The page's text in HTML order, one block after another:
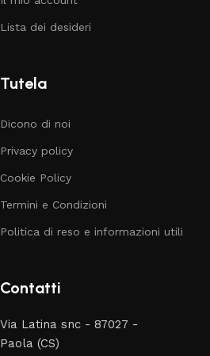
Lista dei desideri
Tutela
Dicono di noi
Privacy policy
Cookie Policy
Termini e Condizioni
Politica di reso e informazioni utili
Contatti
Via Latina snc - 87027 -
Paola (CS)